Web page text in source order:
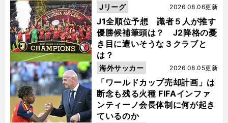
J1全順位予想 識者５人が推す
優勝候補筆頭は？ J2降格の憂
き目に遭いそうな３クラブと
は？
2026.08.06更新
Jリーグ
「ワールドカップ売却計画」は
断念も残る火種 FIFAインファ
ンティーノ会長体制に何が起き
ているのか
2026.08.05更新
海外サッカー